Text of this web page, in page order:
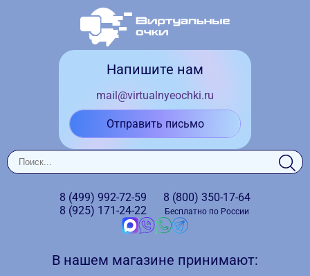
Напишите нам
mail@virtualnyeochki.ru
Отправить письмо
8 (499) 992-72-59
8 (925) 171-24-22
8 (800) 350-17-64
Бесплатно по России
В нашем магазине принимают: